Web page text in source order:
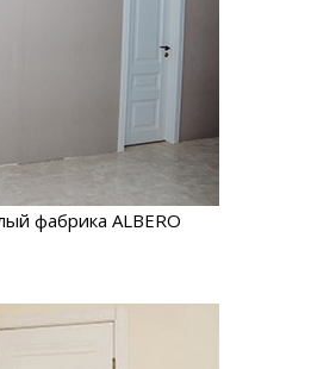
фабрика ALBERO